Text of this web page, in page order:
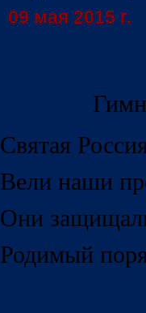
09 мая 2015 г.
Святая
Вели наши
Они
Родимый